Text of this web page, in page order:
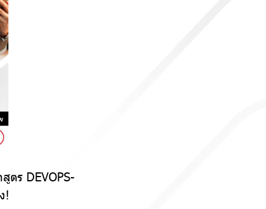
ตร DEVOPS-
!